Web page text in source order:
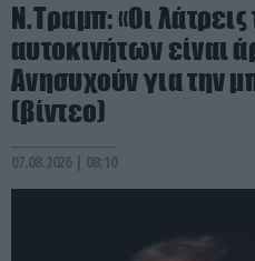
Ν.Τραμπ: «Οι
αυτοκινήτων είναι
Ανησυχούν για την
(βίντεο)
07.08.2026 | 08:10